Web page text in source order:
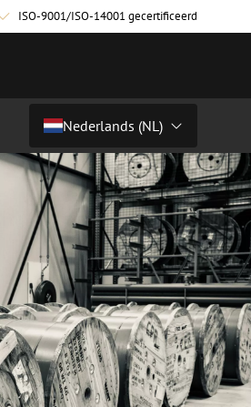
ISO-9001/ISO-14001 gecertificeerd
breakoutkabels
singlemode
lasapparatuur
accessoires
Nederlands (NL)
Land/Taal
Nederlands (NL)
Nederlands (BE)
English
Français
Deutsch